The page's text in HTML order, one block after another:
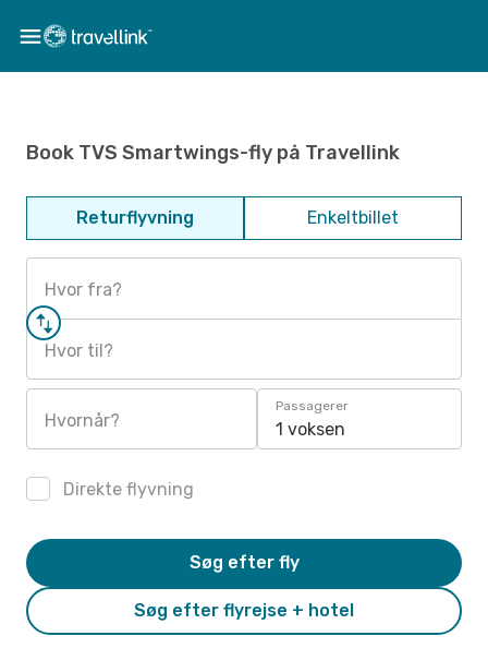
Book TVS Smartwings-fly på Travellink
Returflyvning Enkeltbillet
Hvor fra?
Hvor til?
Hvornår?
Passagerer
1 voksen
Direkte flyvning
Søg efter flyrejse + hotel
Søg efter fly